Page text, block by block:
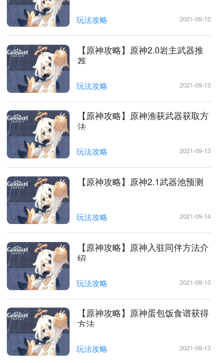
玩法攻略 2021-09-12
【原神攻略】原神2.0岩主武器推
荐
玩法攻略 2021-09-13
【原神攻略】原神渔获武器获取方
法
玩法攻略 2021-09-13
【原神攻略】原神2.1武器池预测
玩法攻略 2021-09-14
【原神攻略】原神入驻同伴方法介
绍
玩法攻略 2021-09-13
【原神攻略】原神蛋包饭食谱获得
方法
玩法攻略 2021-09-13